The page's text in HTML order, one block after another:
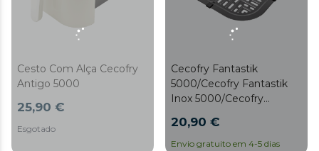
Cesto Com Alça Cecofry
Antigo 5000
25,90 €
Esgotado
Cecofry Fantastik
5000/Cecofry Fantastik
Inox 5000/Cecofry
20,90 €
Envio gratuito em 4-5 dias